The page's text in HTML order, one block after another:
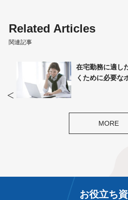
Related Articles
関連記事
在宅勤務に適し
くために必要な
MORE
お役立ち